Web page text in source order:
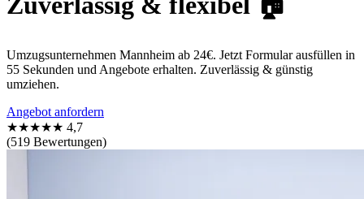
Umzugsunternehmen Mannheim ab 24€. Jetzt Formular ausfüllen in
55 Sekunden und Angebote erhalten. Zuverlässig & günstig
umziehen.
Angebot anfordern
★★★★★ 4,7
(519 Bewertungen)